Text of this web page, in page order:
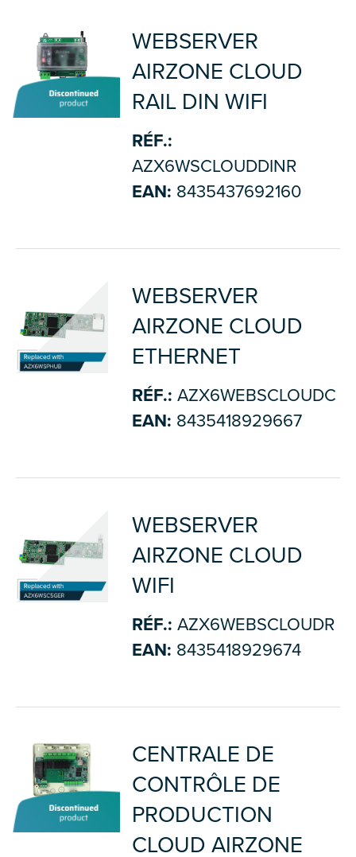
WEBSERVER
AIRZONE CLOUD
RAIL DIN WIFI
RÉF.:
AZX6WSCLOUDDINR
EAN: 8435437692160
WEBSERVER
AIRZONE CLOUD
ETHERNET
RÉF.: AZX6WEBSCLOUDC
EAN: 8435418929667
WEBSERVER
AIRZONE CLOUD
WIFI
RÉF.: AZX6WEBSCLOUDR
EAN: 8435418929674
CENTRALE DE
CONTRÔLE DE
PRODUCTION
CLOUD AIRZONE